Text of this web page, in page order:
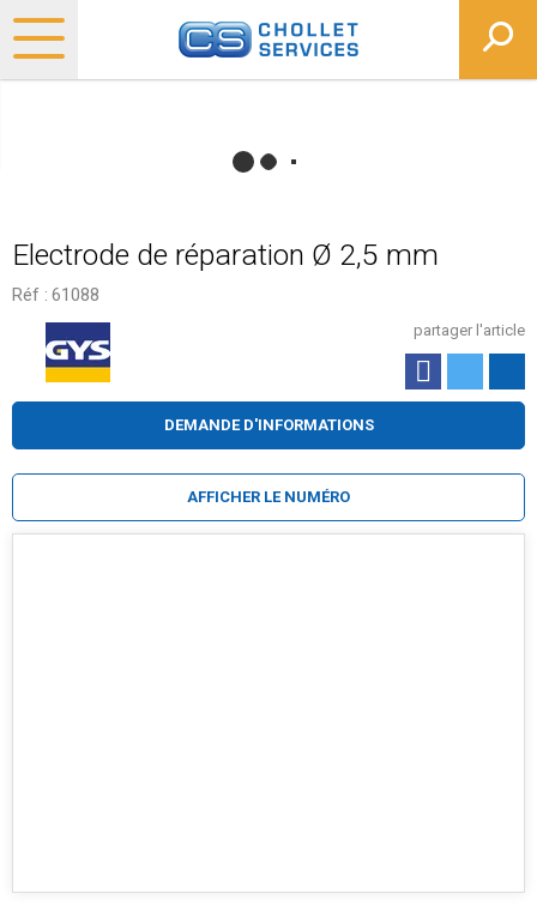
Electrode de réparation Ø 2,5 mm
Réf : 61088
partager l'article
DEMANDE D'INFORMATIONS
AFFICHER LE NUMÉRO